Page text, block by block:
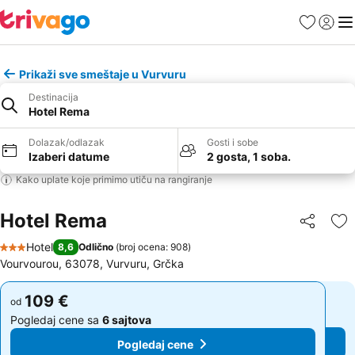
FavoritiPrijavi
Prikaži sve smeštaje u Vurvuru
Destinacija
Hotel Rema
Dolazak/odlazak
Izaberi datume
Gosti i sobe
2 gosta, 1 soba.
Kako uplate koje primimo utiču na rangiranje
Hotel Rema Deli
3 Zvezdice
Hotel 8,6 Odlično (broj ocena: 908)
Vourvourou, 63078, Vurvuru, Grčka
od 109 €
Pogledaj cene sa 6 sajtova
Pogledaj cene
od 109 €
Pogledaj cene sa 6 sajtova
Pogledaj cene